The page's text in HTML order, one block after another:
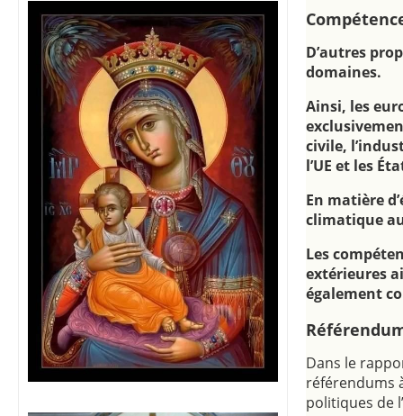
D’autres
domaines.
Ainsi, les
civile,
l’UE et les
En matière
climatique
Les
extérieures
également
Dans le
référendums
politiques de